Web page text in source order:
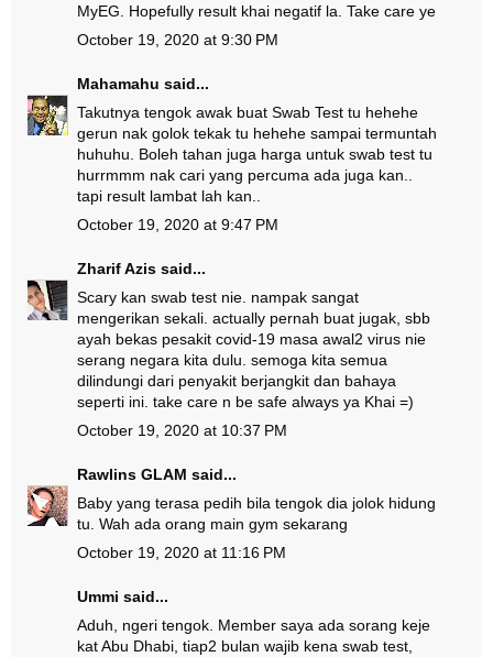
MyEG. Hopefully result khai negatif la. Take care ye
October 19, 2020 at 9:30 PM
Mahamahu said...
Takutnya tengok awak buat Swab Test tu hehehe
gerun nak golok tekak tu hehehe sampai termuntah
huhuhu. Boleh tahan juga harga untuk swab test tu
hurrmmm nak cari yang percuma ada juga kan..
tapi result lambat lah kan..
October 19, 2020 at 9:47 PM
Zharif Azis said...
Scary kan swab test nie. nampak sangat
mengerikan sekali. actually pernah buat jugak, sbb
ayah bekas pesakit covid-19 masa awal2 virus nie
serang negara kita dulu. semoga kita semua
dilindungi dari penyakit berjangkit dan bahaya
seperti ini. take care n be safe always ya Khai =)
October 19, 2020 at 10:37 PM
Rawlins GLAM said...
Baby yang terasa pedih bila tengok dia jolok hidung
tu. Wah ada orang main gym sekarang
October 19, 2020 at 11:16 PM
Ummi said...
Aduh, ngeri tengok. Member saya ada sorang keje
kat Abu Dhabi, tiap2 bulan wajib kena swab test,